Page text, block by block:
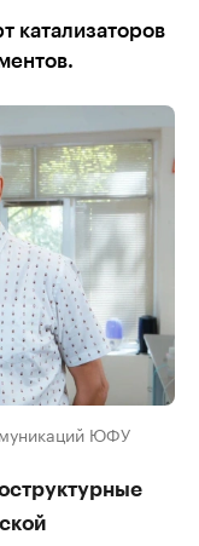
катализаторов
ЮФУ